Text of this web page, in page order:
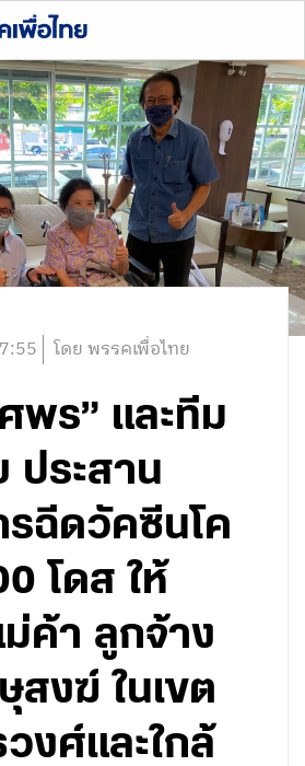
โดย พรรคเพื่อไทย
พร” และทีม
ประสาน
รฉีดวัคซีนโค
โดส ให้
ค้า ลูกจ้าง
สงฆ์ ในเขต
งศ์และใกล้